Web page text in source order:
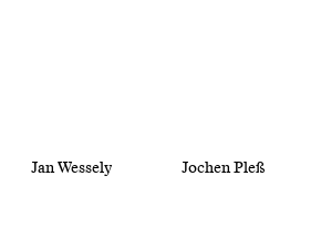
Jan Wessely Jochen Pleß